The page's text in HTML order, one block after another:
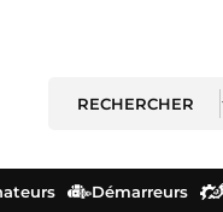
Démarreurs